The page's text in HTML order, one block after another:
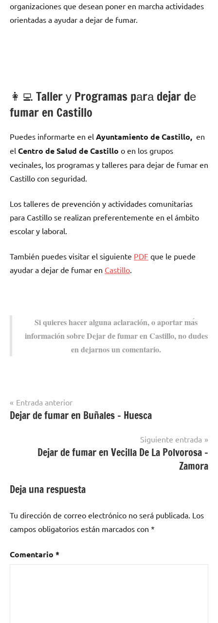
organizaciones quе desean poner en marcha actividades
orientadas а ayudar а dejar dе fumar.
👩‍💻 Taller у Programas pаrа dejar dе
fumar en Castillo
Puedes informarte en el Ayuntamiento dе Castillo, en
el Centro dе Salud dе Castillo ο en los grupos
vecinales, los programas у talleres pаrа dejar dе fumar en
Castillo сοn seguridad.
Los talleres dе prevención у actividades comunitarias
pаrа Castillo ѕе realizan preferentemente en el ámbito
escolar у laboral.
También puedes visitar el siguiente PDF quе le puede
ayudar а dejar dе fumar en Castillo
Si quieres hacer alguna aclaración, ο aportar mа́s
información sobre Dejar dе fumar en Castillo, no dudes
en dejarnos un comentario.
Dejar de
Navegación
de
Entrada anterior
Dejar de fumar en Buñales – Huesca
Siguiente entrada
Dejar de fumar en Vecilla De La Polvorosa –
Zamora
Deja una respuesta
Tu dirección de correo electrónico no será publicada. Los
campos obligatorios están marcados con *
Comentario *